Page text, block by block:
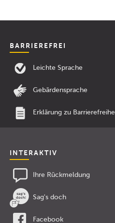
BARRIEREFREI
Leichte Sprache
Gebärdensprache
Erklärung zu
INTERAKTIV
Ihre Rückmeldung
Sag's doch
Facebook